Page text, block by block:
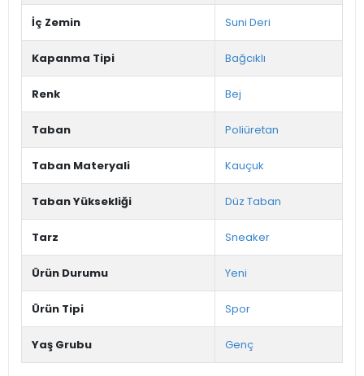
İç Zemin Suni Deri
Kapanma Tipi Bağcıklı
Renk Bej
Taban Poliüretan
Taban Materyali Kauçuk
Taban Yüksekliği Düz Taban
Tarz Sneaker
Ürün Durumu Yeni
Ürün Tipi Spor
Yaş Grubu Genç